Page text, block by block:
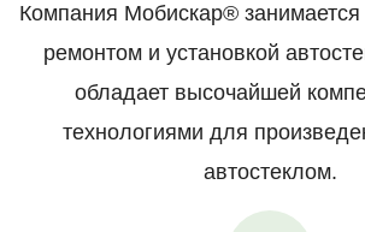
Компания Мобискар®
ремонтом и установкой
обладает высочайшей
технологиями для
автостеклом.